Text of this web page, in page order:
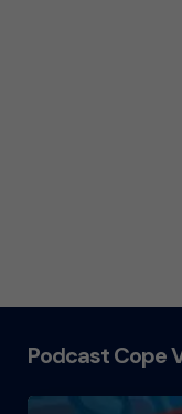
Podcast Cope